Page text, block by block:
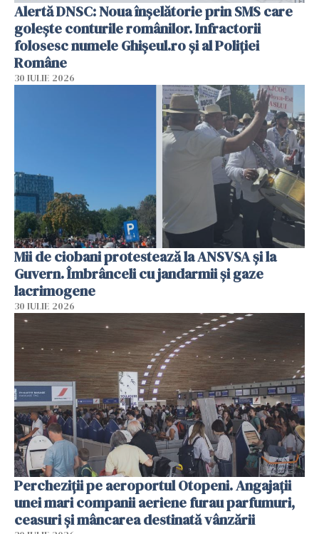
Alertă DNSC: Noua înșelătorie prin SMS care
golește conturile românilor. Infractorii
folosesc numele Ghișeul.ro și al Poliției
Române
30 IULIE 2026
Mii de ciobani protestează la ANSVSA și la
Guvern. Îmbrânceli cu jandarmii și gaze
lacrimogene
30 IULIE 2026
Percheziții pe aeroportul Otopeni. Angajații
unei mari companii aeriene furau parfumuri,
ceasuri și mâncarea destinată vânzării